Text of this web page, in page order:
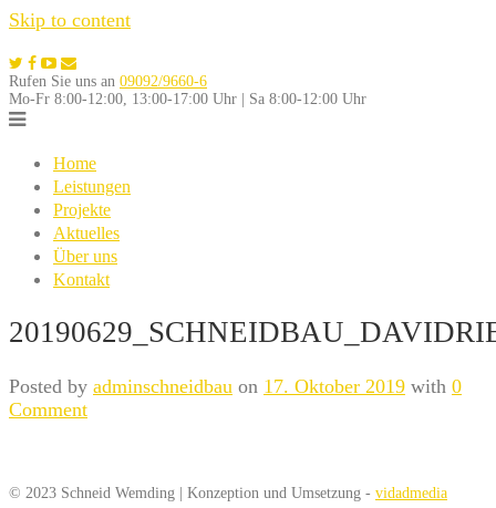
Skip to content
Rufen Sie uns an 09092/9660-6
Mo-Fr 8:00-12:00, 13:00-17:00 Uhr | Sa 8:00-12:00 Uhr
Home
Leistungen
Projekte
Aktuelles
Über uns
Kontakt
Posted by adminschneidbau on 17. Oktober 2019 with 0
Comment
© 2023 Schneid Wemding | Konzeption und Umsetzung - vidadmedia